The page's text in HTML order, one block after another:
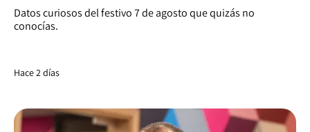
Datos curiosos del festivo 7 de agosto que quizás no
conocías.
Hace 2 días